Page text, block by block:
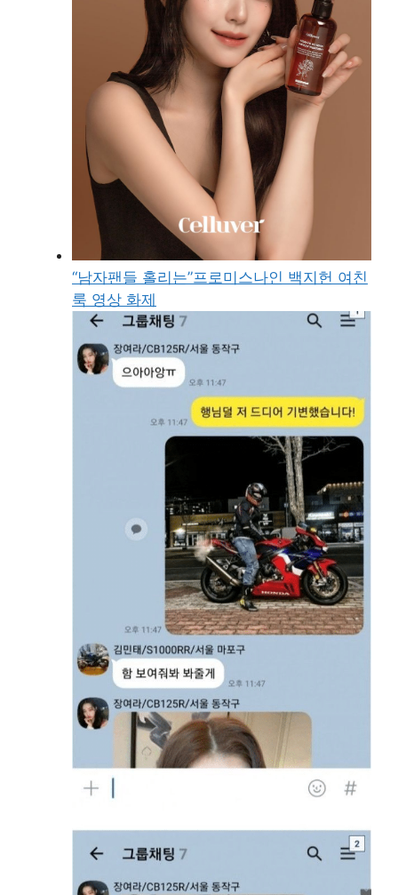
“남자팬들 홀리는”프로미스나인 백지헌 여친
룩 영상 화제